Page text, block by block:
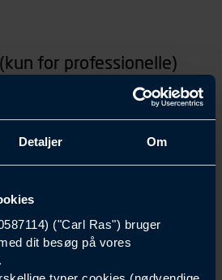
Detaljer Om
("Carl Ras") bruger
dit besøg på vores
for professionelle)